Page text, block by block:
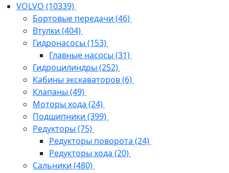
VOLVO (10339)
Бортовые передачи (46)
Втулки (404)
Гидронасосы (153)
Главные насосы (31)
Гидроцилиндры (252)
Кабины экскаваторов(6)
Клапаны (49)
Моторы хода (24)
Подшипники (399)
Редукторы (75)
Редукторы поворота (24)
Редукторы хода (20)
Сальники (480)